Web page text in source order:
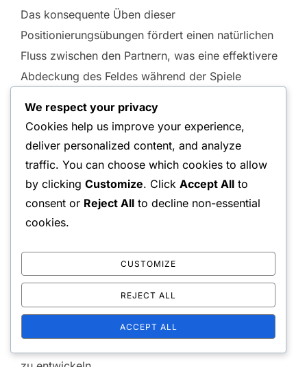
Das konsequente Üben dieser
Positionierungsübungen fördert einen natürlichen
Fluss zwischen den Partnern, was eine effektivere
Abdeckung des Feldes während der Spiele
Spielszenario-Übungen
Spielszenario-Übungen simulieren die Bedingungen
eines Spiels, um die Kommunikation und
Teamarbeit unter Druck zu verbessern. Eine
spezifischen Zielen zu spielen, wie das Gewinnen
von Punkten nur durch Volleys oder das
Fokussieren auf Kommunikation während der
Ballwechsel. Dies ermutigt die Spieler, sich
We respect your privacy
Cookies help us improve your experience,
deliver personalized content, and analyze
traffic. You can choose which cookies to allow
by clicking Customize. Click Accept All to
consent or Reject All to decline non-essential
cookies.
CUSTOMIZE
REJECT ALL
ACCEPT ALL